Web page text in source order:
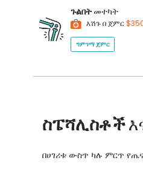
ጉልበትመተካት
እሽጉ በ ጀምር
ግምገማ ጀምር
ስፔሻሊስቶች
በሀገሪቱ ውስጥ ካሉ ምርጥ